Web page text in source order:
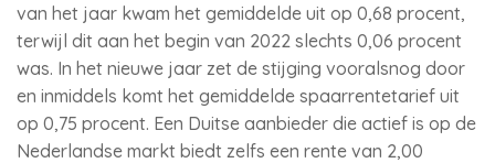
van het jaar kwam het gemiddelde uit op 0,68 procent,
terwijl dit aan het begin van 2022 slechts 0,06 procent
was. In het nieuwe jaar zet de stijging vooralsnog door
en inmiddels komt het gemiddelde spaarrentetarief uit
op 0,75 procent. Een Duitse aanbieder die actief is op de
Nederlandse markt biedt zelfs een rente van 2,00